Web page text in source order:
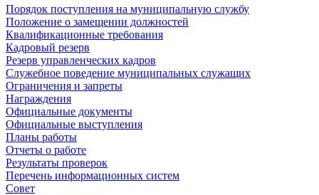
Порядок поступления на муниципальную службу
Положение о замещении должностей
Квалификационные требования
Кадровый резерв
Резерв управленческих кадров
Служебное поведение муниципальных служащих
Ограничения и запреты
Награждения
Официальные документы
Официальные выступления
Планы работы
Отчеты о работе
Результаты проверок
Перечень информационных систем
Совет